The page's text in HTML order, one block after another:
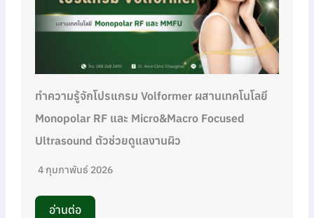
ทำความรู้จักโปรแกรม Volformer ผสานเทคโนโลยี
Monopolar RF และ Micro&Macro Focused
Ultrasound ตัวช่วยดูแลงานผิว
4 กุมภาพันธ์ 2026
อ่านต่อ